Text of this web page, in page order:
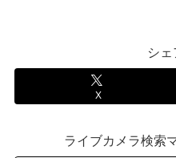
シェ
X
ライブカメラ検索